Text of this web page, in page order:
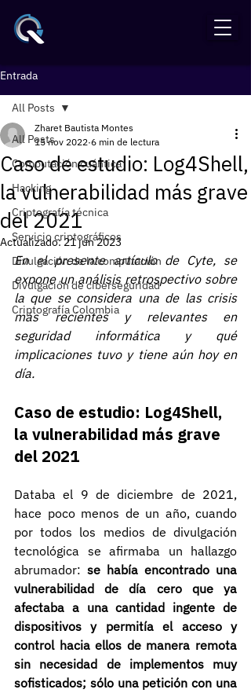
Entrada
All Posts
Computación cuántica
Hacking
Criptografía técnica
Servicio criptográficos
Divulgación de la computación
Divulgación de ciberseguridad
Criptografía Colombia
All Posts
Caso de estudio: Log4Shell,
la vulnerabilidad más grave
del 2021
Zharet Bautista Montes
15 nov 2022 6 min de lectura
Actualizado:21 jun 2023
En el presente artículo de Cyte, se
expone un análisis retrospectivo sobre
la que se considera una de las crisis
más recientes y relevantes en
seguridad informática y qué
implicaciones tuvo y tiene aún hoy en
día.
Caso de estudio: Log4Shell,
la vulnerabilidad más grave
del 2021
Databa el 9 de diciembre de 2021,
hace poco menos de un año, cuando
por todos los medios de divulgación
tecnológica se afirmaba un hallazgo
abrumador: se había encontrado una
vulnerabilidad de día cero que ya
afectaba a una cantidad ingente de
dispositivos y permitía el acceso y
control hacia ellos de manera remota
sin necesidad de implementos muy
sofisticados; sólo una petición con una